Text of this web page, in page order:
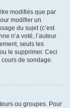
modifiés que par
modifier un
du sujet (c’est
n’a voté, l’auteur
seuls les
le supprimer. Ceci
de sondage.
ou groupes. Pour